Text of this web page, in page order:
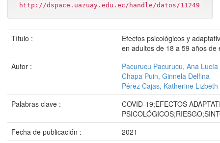
http://dspace.uazuay.edu.ec/handle/datos/11249
Título :
Efectos psicológicos y
en adultos de 18 a 59 años de
Autor :
Pacurucu Pacurucu, Ana Lucía
Chapa Puin, Ginnela Delfina
Pérez Cajas, Katherine Lizbeth
Palabras clave :
COVID-19;EFECTOS
Fecha de publicación :
2021